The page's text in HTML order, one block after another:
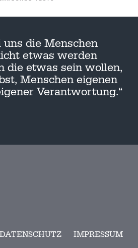
die Menschen
etwas werden
die etwas sein wollen,
Menschen eigenen
Verantwortung.“
DATENSCHUTZ IMPRESSUM